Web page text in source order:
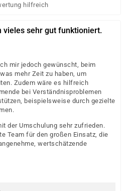
hilfreich
vieles sehr gut funktioniert.
mir jedoch gewünscht, beim
mehr Zeit zu haben, um
Zudem wäre es hilfreich
bei Verständnisproblemen
beispielsweise durch gezielte
der Umschulung sehr zufrieden.
Team für den großen Einsatz, die
wertschätzende